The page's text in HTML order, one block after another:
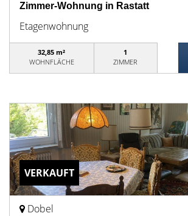
Zimmer-Wohnung in Rastatt
Etagenwohnung
32,85 m²
WOHNFLÄCHE
1
ZIMMER
VERKAUFT
Dobel